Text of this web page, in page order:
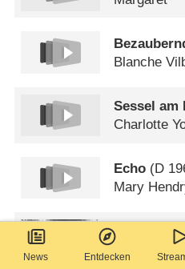
News Entdecken
Blanche
Sessel am
Charlotte
Echo (D
Mary
Er kann’s
Mrs.